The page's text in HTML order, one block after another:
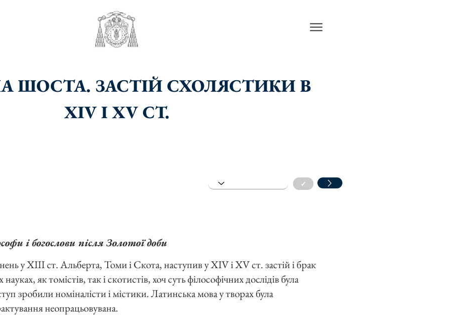
ШОСТА. ЗАСТІЙ СХОЛЯСТИКИ В
XIV І XV СТ.
✓
і богослови після Золотої доби
у XIII ст. Альберта, Томи і Скота, наступив у XIV і XV ст. застій і брак
як томістів, так і скотистів, хоч суть філософічних дослідів була
зробили номіналісти і містики. Латинська мова у творах була
неопрацьовувана.